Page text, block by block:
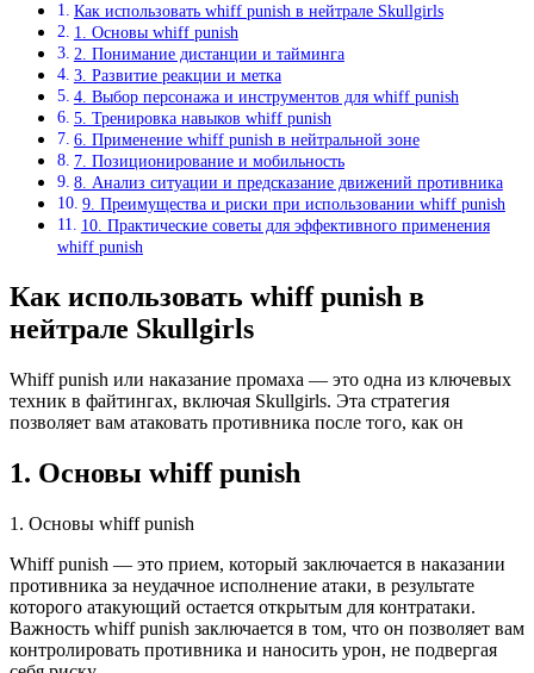
Как использовать whiff punish в нейтрале Skullgirls
1. Основы whiff punish
2. Понимание дистанции и тайминга
3. Развитие реакции и метка
4. Выбор персонажа и инструментов для whiff punish
5. Тренировка навыков whiff punish
6. Применение whiff punish в нейтральной зоне
7. Позиционирование и мобильность
8. Анализ ситуации и предсказание движений противника
9. Преимущества и риски при использовании whiff punish
10. Практические советы для эффективного применения
whiff punish
Как использовать whiff punish в
нейтрале Skullgirls
Whiff punish или наказание промаха — это одна из ключевых
техник в файтингах, включая Skullgirls. Эта стратегия
позволяет вам атаковать противника после того, как он
1. Основы whiff punish
1. Основы whiff punish
Whiff punish — это прием, который заключается в наказании
противника за неудачное исполнение атаки, в результате
которого атакующий остается открытым для контратаки.
Важность whiff punish заключается в том, что он позволяет вам
контролировать противника и наносить урон, не подвергая